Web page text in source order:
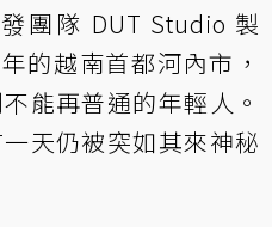
團隊 DUT Studio 製
的越南首都河內市，
能再普通的年輕人。
天仍被突如其來神秘